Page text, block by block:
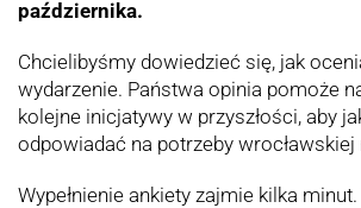
października.
Chcielibyśmy dowiedzieć się, jak
wydarzenie. Państwa opinia pomoże
kolejne inicjatywy w przyszłości, aby
odpowiadać na potrzeby wrocławskiej
Wypełnienie ankiety zajmie kilka